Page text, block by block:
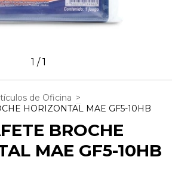
1 /1
de Oficina >
HORIZONTAL MAE GF5-10HB
BROCHE
MAE GF5-10HB